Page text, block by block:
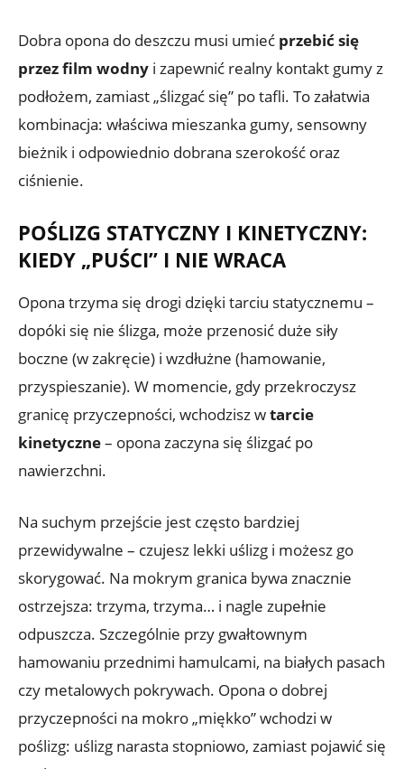
Dobra opona do deszczu musi umieć przebić się
przez film wodny i zapewnić realny kontakt gumy z
podłożem, zamiast „ślizgać się” po tafli. To załatwia
kombinacja: właściwa mieszanka gumy, sensowny
bieżnik i odpowiednio dobrana szerokość oraz
ciśnienie.
POŚLIZG STATYCZNY I KINETYCZNY:
KIEDY „PUŚCI” I NIE WRACA
Opona trzyma się drogi dzięki tarciu statycznemu –
dopóki się nie ślizga, może przenosić duże siły
boczne (w zakręcie) i wzdłużne (hamowanie,
przyspieszanie). W momencie, gdy przekroczysz
granicę przyczepności, wchodzisz wtarcie
kinetyczne– opona zaczyna się ślizgać po
nawierzchni.
Na suchym przejście jest często bardziej
przewidywalne – czujesz lekki uślizg i możesz go
skorygować. Na mokrym granica bywa znacznie
ostrzejsza: trzyma, trzyma… i nagle zupełnie
odpuszcza. Szczególnie przy gwałtownym
hamowaniu przednimi hamulcami, na białych pasach
czy metalowych pokrywach. Opona o dobrej
przyczepności na mokro „miękko” wchodzi w
poślizg: uślizg narasta stopniowo, zamiast pojawić się